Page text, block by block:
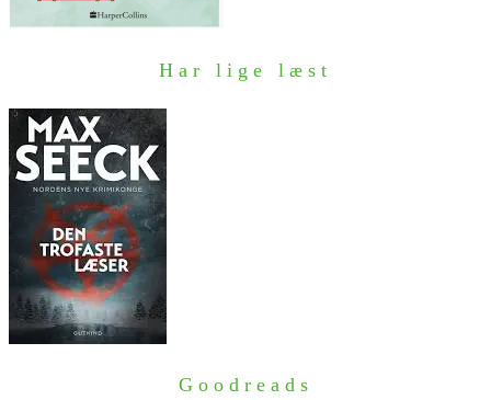
Har lige læst
Goodreads